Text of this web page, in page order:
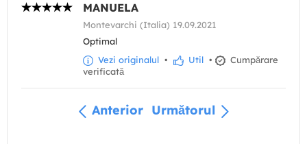
MANUELA
Montevarchi (Italia) 19.09.2021
Optimal
Vezi originalul • Util •
Cumpărare
verificată
Anterior Următorul